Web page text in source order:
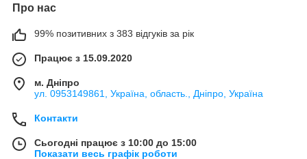
Про нас
99% позитивних з 383 відгуків за рік
Працює з 15.09.2020
м. Дніпро
ул. 0953149861, Україна, область., Дніпро, Україна
Контакти
Сьогодні працює з 10:00 до 15:00
Показати весь графік роботи